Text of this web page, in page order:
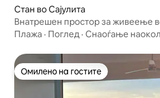
Стан во Сајулита
Внатрешен простор за живеење
опкружен со зеленило
Плажа · Поглед · Снаоѓање
Омилено на гостите
Омилено на гостите